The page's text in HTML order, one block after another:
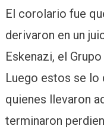
El corolario fue
derivaron en un
Eskenazi, el
Luego estos se lo
quienes llevaron
terminaron